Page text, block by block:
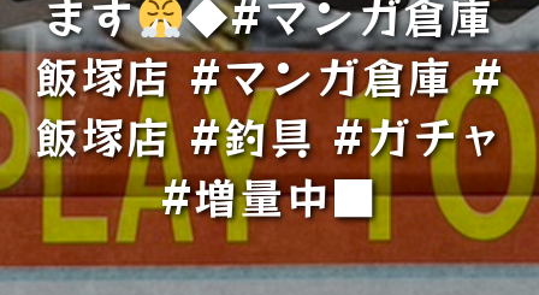
ます
◆#マンガ倉庫
飯塚店 #マンガ倉庫 #
飯塚店 #釣具 #ガチャ
#増量中■